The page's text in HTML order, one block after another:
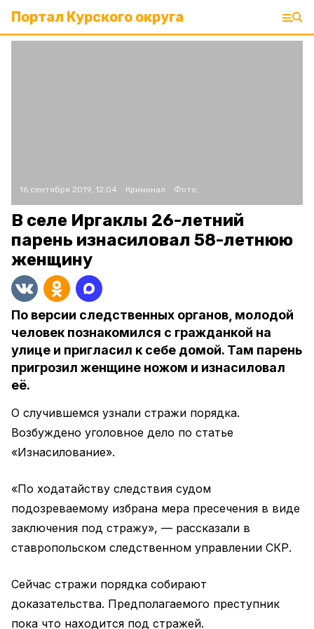
Портал Курского округа
16 сентября 2019, 12:04 Криминал Фото:
В селе Иргаклы 26-летний
парень изнасиловал 58-летнюю
женщину
По версии следственных органов, молодой
человек познакомился с гражданкой на
улице и пригласил к себе домой. Там парень
пригрозил женщине ножом и изнасиловал
её.
О случившемся узнали стражи порядка.
Возбуждено уголовное дело по статье
«Изнасилование».
«По ходатайству следствия судом
подозреваемому избрана мера пресечения в виде
заключения под стражу», — рассказали в
ставропольском следственном управлении СКР.
Сейчас стражи порядка собирают
доказательства. Предполагаемого преступник
пока что находится под стражей.